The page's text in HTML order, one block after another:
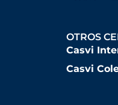
OTROS
Casvi
Casvi